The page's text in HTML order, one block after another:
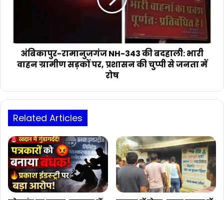
ग्रामीण
सड़कों
पर,
चुप्पी
जनता
में
रोष
अंबिकापुर-रामानुजगंज NH-343 की बदहाली: भारी
वाहन ग्रामीण सड़कों पर, प्रशासन की चुप्पी से जनता में
रोष
Related Articles